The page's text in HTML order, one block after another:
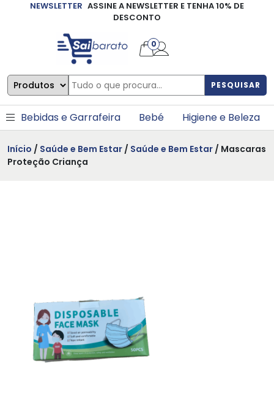
NEWSLETTER ASSINE A NEWSLETTER E TENHA 10% DE
DESCONTO
PESQUISAR
0
Bebidas e Garrafeira Bebé Higiene e Beleza
Início / Saúde e Bem Estar / Saúde e Bem Estar / Mascaras
Proteção Criança